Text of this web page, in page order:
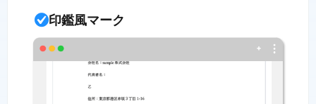
印鑑風マーク